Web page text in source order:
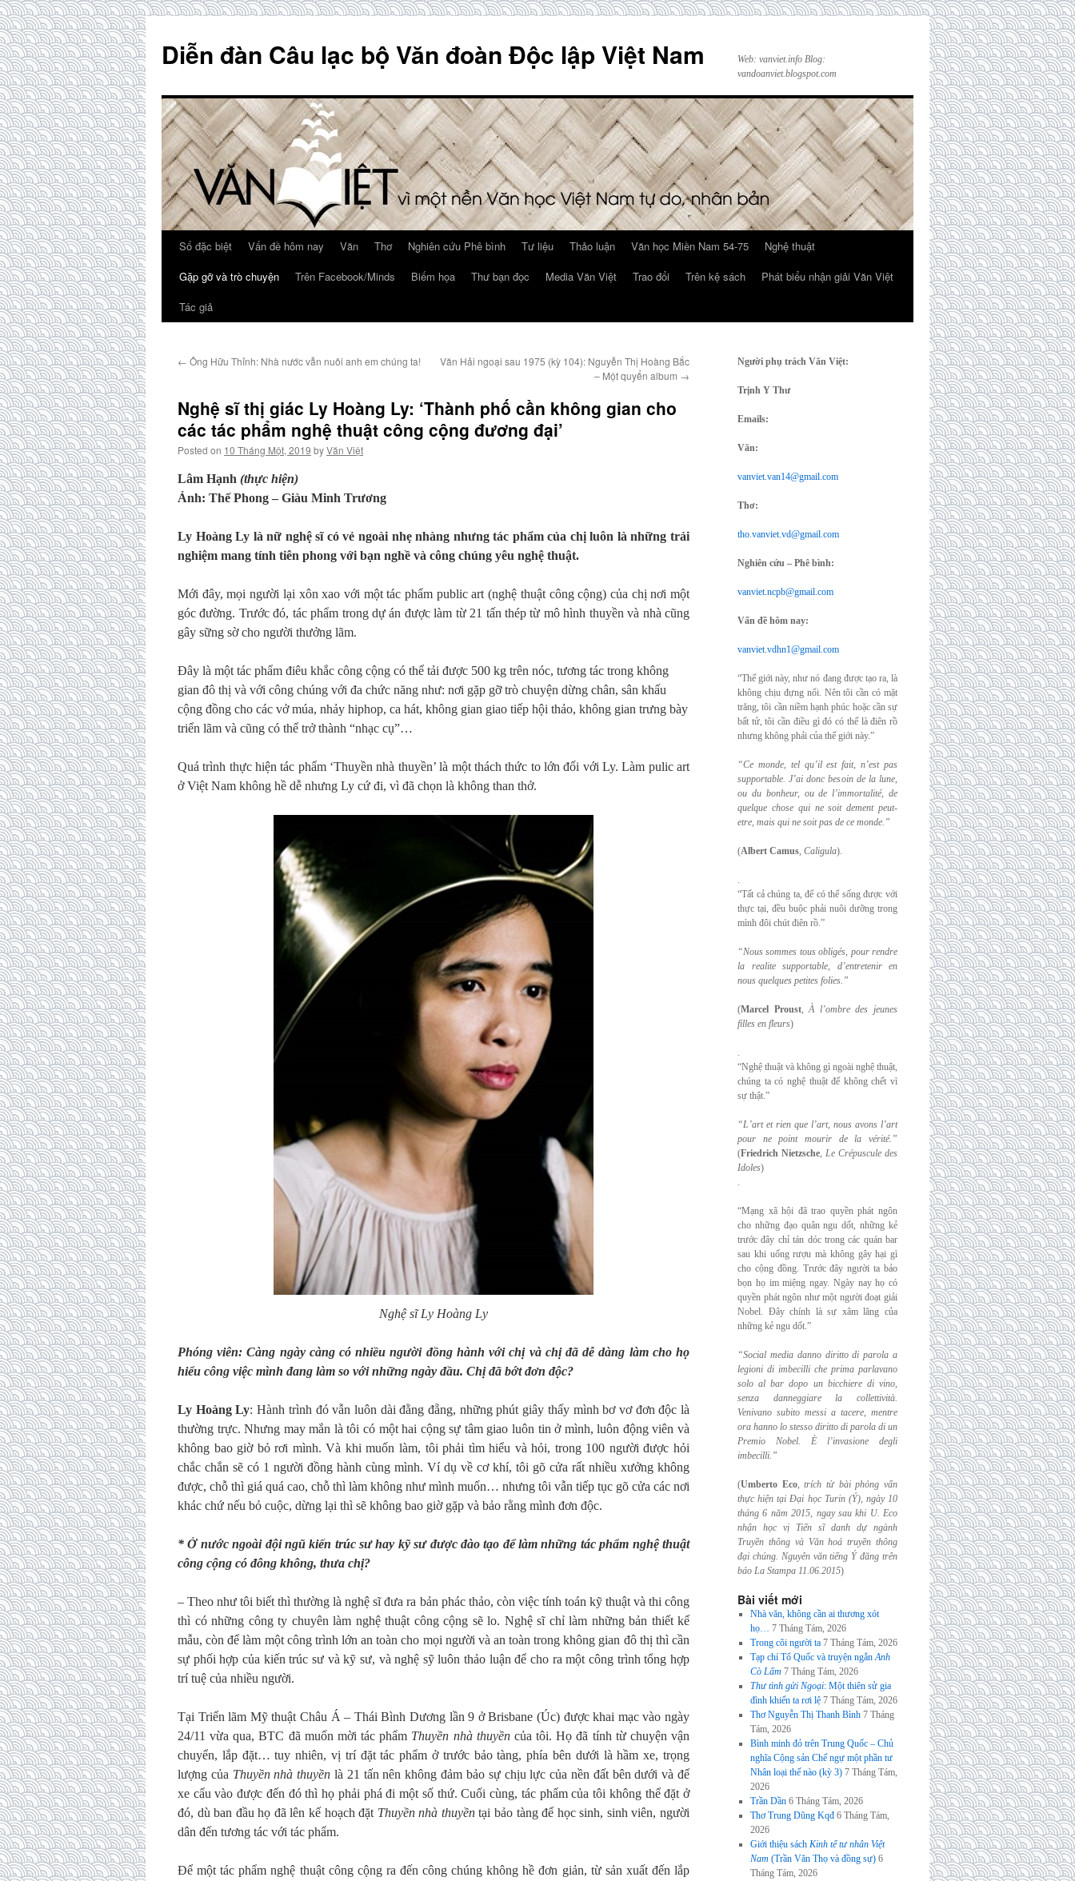
content
Diễn đàn Câu lạc bộ Văn đoàn Độc lập Việt Nam
Web: vanviet.info Blog:
vandoanviet.blogspot.com
Số đặc biệt Vấn đề hôm nay Văn Thơ Nghiên cứu Phê bình Tư liệu Thảo luận Văn học Miền Nam 54-75
Nghệ thuật
Gặp gỡ và trò chuyện
Trên Facebook/Minds Biếm họa Thư bạn đọc Media Văn Việt Trao đổi Trên kệ sách
Phát biểu nhận giải Văn Việt
Tác giả
← Ông Hữu Thỉnh: Nhà nước vẫn nuôi anh em chúng ta!
Văn Hải ngoại sau 1975 (kỳ 104): Nguyễn Thị Hoàng Bắc
– Một quyển album →
Nghệ sĩ thị giác Ly Hoàng Ly: ‘Thành phố cần không gian cho
các tác phẩm nghệ thuật công cộng đương đại’
Posted on 10 Tháng Một, 2019 byVăn Việt
Lâm Hạnh (thực hiện)
Ảnh: Thế Phong – Giàu Minh Trương
Ly Hoàng Ly là nữ nghệ sĩ có vẻ ngoài nhẹ nhàng nhưng tác phẩm của chị luôn là những trải
nghiệm mang tính tiên phong với bạn nghề và công chúng yêu nghệ thuật.
Mới đây, mọi người lại xôn xao với một tác phẩm public art (nghệ thuật công cộng) của chị nơi một
góc đường. Trước đó, tác phẩm trong dự án được làm từ 21 tấn thép từ mô hình thuyền và nhà cũng
gây sững sờ cho người thưởng lãm.
Đây là một tác phẩm điêu khắc công cộng có thể tải được 500 kg trên nóc, tương tác trong không
gian đô thị và với công chúng với đa chức năng như: nơi gặp gỡ trò chuyện dừng chân, sân khấu
cộng đồng cho các vở múa, nhảy hiphop, ca hát, không gian giao tiếp hội thảo, không gian trưng bày
triển lãm và cũng có thể trở thành “nhạc cụ”…
Quá trình thực hiện tác phẩm ‘Thuyền nhà thuyền’ là một thách thức to lớn đối với Ly. Làm pulic art
ở Việt Nam không hề dễ nhưng Ly cứ đi, vì đã chọn là không than thở.
Nghệ sĩ Ly Hoàng Ly
Phóng viên: Càng ngày càng có nhiều người đồng hành với chị và chị đã dễ dàng làm cho họ
hiểu công việc mình đang làm so với những ngày đầu. Chị đã bớt đơn độc?
Ly Hoàng Ly: Hành trình đó vẫn luôn dài đằng đẵng, những phút giây thấy mình bơ vơ đơn độc là
thường trực. Nhưng may mắn là tôi có một hai cộng sự tâm giao luôn tin ở mình, luôn động viên và
không bao giờ bỏ rơi mình. Và khi muốn làm, tôi phải tìm hiểu và hỏi, trong 100 người được hỏi
chắc chắn sẽ có 1 người đồng hành cùng mình. Ví dụ về cơ khí, tôi gõ cửa rất nhiều xưởng không
được, chỗ thì giá quá cao, chỗ thì làm không như mình muốn… nhưng tôi vẫn tiếp tục gõ cửa các nơi
khác chứ nếu bỏ cuộc, dừng lại thì sẽ không bao giờ gặp và bảo rằng mình đơn độc.
* Ở nước ngoài đội ngũ kiến trúc sư hay kỹ sư được đào tạo để làm những tác phẩm nghệ thuật
công cộng có đông không, thưa chị?
– Theo như tôi biết thì thường là nghệ sĩ đưa ra bản phác thảo, còn việc tính toán kỹ thuật và thi công
thì có những công ty chuyên làm nghệ thuật công cộng sẽ lo. Nghệ sĩ chỉ làm những bản thiết kế
mẫu, còn để làm một công trình lớn an toàn cho mọi người và an toàn trong không gian đô thị thì cần
sự phối hợp của kiến trúc sư và kỹ sư, và nghệ sỹ luôn thảo luận để cho ra một công trình tổng hợp
trí tuệ của nhiều người.
Tại Triển lãm Mỹ thuật Châu Á – Thái Bình Dương lần 9 ở Brisbane (Úc) được khai mạc vào ngày
24/11 vừa qua, BTC đã muốn mời tác phẩm Thuyền nhà thuyềncủa tôi. Họ đã tính từ chuyện vận
chuyển, lắp đặt… tuy nhiên, vị trí đặt tác phẩm ở trước bảo tàng, phía bên dưới là hầm xe, trọng
lượng của Thuyền nhà thuyền là 21 tấn nên không đảm bảo sự chịu lực của nền đất bên dưới và để
xe cẩu vào được đến đó thì họ phải phá đi một số thứ. Cuối cùng, tác phẩm của tôi không thể đặt ở
đó, dù ban đầu họ đã lên kế hoạch đặt Thuyền nhà thuyềntại bảo tàng để học sinh, sinh viên, người
dân đến tương tác với tác phẩm.
Để một tác phẩm nghệ thuật công cộng ra đến công chúng không hề đơn giản, từ sản xuất đến lắp
Người phụ trách Văn Việt:
Trịnh Y Thư
Emails:
Văn:
vanviet.van14@gmail.com
Thơ:
tho.vanviet.vd@gmail.com
Nghiên cứu – Phê bình:
vanviet.ncpb@gmail.com
Vấn đề hôm nay:
vanviet.vdhn1@gmail.com
“Thế giới này, như nó đang được tạo ra, là
không chịu đựng nổi. Nên tôi cần có mặt
trăng, tôi cần niềm hạnh phúc hoặc cần sự
bất tử, tôi cần điều gì đó có thể là điên rồ
nhưng không phải của thế giới này.”
“Ce monde, tel qu’il est fait, n’est pas
supportable. J’ai donc besoin de la lune,
ou du bonheur, ou de l’immortalité, de
quelque chose qui ne soit dement peut-
etre, mais qui ne soit pas de ce monde.”
(Albert Camus, Caligula).
.
“Tất cả chúng ta, để có thể sống được với
thực tại, đều buộc phải nuôi dưỡng trong
mình đôi chút điên rồ.”
“Nous sommes tous obligés, pour rendre
la realite supportable, d’entretenir en
nous quelques petites folies.”
(Marcel Proust,À l’ombre des jeunes
filles en fleurs)
.
“Nghệ thuật và không gì ngoài nghệ thuật,
chúng ta có nghệ thuật để không chết vì
sự thật.”
“L’art et rien que l’art, nous avons l’art
pour ne point mourir de la vérité.”
(Friedrich Nietzsche, Le Crépuscule des
Idoles)
.
“Mạng xã hội đã trao quyền phát ngôn
cho những đạo quân ngu dốt, những kẻ
trước đây chỉ tán dóc trong các quán bar
sau khi uống rượu mà không gây hại gì
cho cộng đồng. Trước đây người ta bảo
bọn họ im miệng ngay. Ngày nay họ có
quyền phát ngôn như một người đoạt giải
Nobel. Đây chính là sự xâm lăng của
những kẻ ngu dốt.”
“Social media danno diritto di parola a
legioni di imbecilli che prima parlavano
solo albar dopo un bicchiere di vino,
senza danneggiare la collettività.
Venivano subito messi a tacere, mentre
ora hanno lo stesso diritto di parola di un
Premio Nobel. È l’invasione degli
imbecilli.”
(Umberto Eco,trích từ bài phỏng vấn
thực hiện tại Đại học Turin (Ý), ngày 10
tháng 6 năm 2015, ngay sau khi U. Eco
nhận học vị Tiến sĩ danh dự ngành
Truyền thông và Văn hoá truyền thông
đại chúng. Nguyên văn tiếng Ý đăng trên
báo La Stampa 11.06.2015)
Bài viết mới
Nhà văn, không cần ai thương xót
họ… 7 Tháng Tám, 2026
Trong cõi người ta 7 Tháng Tám, 2026
Tạp chí Tổ Quốc và truyện ngắnAnh
Cò Lấm 7 Tháng Tám, 2026
Thư tình gửi Ngoại: Một thiên sử gia
đình khiến ta rơi lệ 7 Tháng Tám, 2026
Thơ Nguyễn Thị Thanh Bình 7 Tháng
Tám, 2026
Bình minh đỏ trên Trung Quốc – Chủ
nghĩa Cộng sản Chế ngự một phần tư
Nhân loại thế nào (kỳ 3) 7 Tháng Tám,
2026
Trần Dần 6 Tháng Tám, 2026
Thơ Trung Dũng Kqđ 6 Tháng Tám,
2026
Giới thiệu sách Kinh tế tư nhân Việt
Nam (Trần Văn Thọ và đồng sự) 6
Tháng Tám, 2026